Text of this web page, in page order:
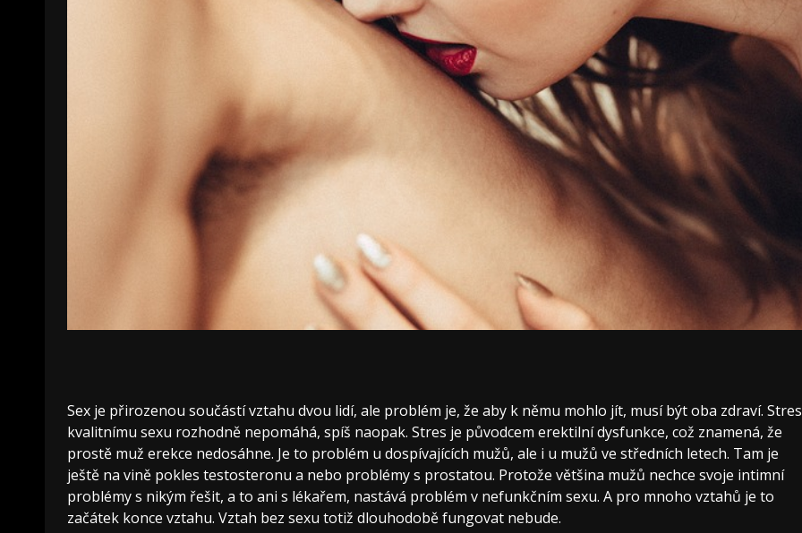
Sex je přirozenou součástí vztahu dvou lidí, ale problém je, že aby k němu mohlo jít, musí být oba zdraví. Stres
kvalitnímu sexu rozhodně nepomáhá, spíš naopak. Stres je původcem erektilní dysfunkce, což znamená, že
prostě muž erekce nedosáhne. Je to problém u dospívajících mužů, ale i u mužů ve středních letech. Tam je
ještě na vině pokles testosteronu a nebo problémy s prostatou. Protože většina mužů nechce svoje intimní
problémy s nikým řešit, a to ani s lékařem, nastává problém v nefunkčním sexu. A pro mnoho vztahů je to
začátek konce vztahu. Vztah bez sexu totiž dlouhodobě fungovat nebude.